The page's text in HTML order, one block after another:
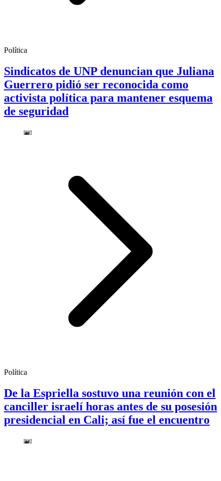
Política
Sindicatos de UNP denuncian que Juliana
Guerrero pidió ser reconocida como
activista política para mantener esquema
de seguridad
Política
De la Espriella sostuvo una reunión con el
canciller israelí horas antes de su posesión
presidencial en Cali; así fue el encuentro